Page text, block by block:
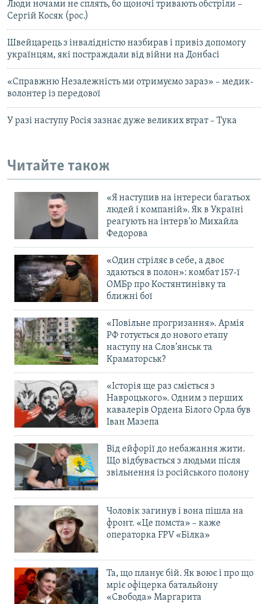
Люди ночами не сплять, бо щоночі тривають обстріли –
Сергій Косяк (рос.)
Швейцарець з інвалідністю назбирав і привіз допомогу
українцям, які постраждали від війни на Донбасі
«Справжню Незалежність ми отримуємо зараз» – медик-
волонтер із передової
У разі наступу Росія зазнає дуже великих втрат – Тука
Читайте також
«Я наступив на інтереси багатьох
людей і компаній». Як в Україні
реагують на інтерв’ю Михайла
Федорова
«Один стріляє в себе, а двоє
здаються в полон»: комбат 157-ї
ОМБр про Костянтинівку та
ближні бої
«Повільне прогризання». Армія
РФ готується до нового етапу
наступу на Слов’янськ та
Краматорськ?
«Історія ще раз сміється з
Навроцького». Одним з перших
кавалерів Ордена Білого Орла був
Іван Мазепа
Від ейфорії до небажання жити.
Що відбувається з людьми після
звільнення із російського полону
Чоловік загинув і вона пішла на
фронт. «Це помста» – каже
операторка FPV «Білка»
Та, що планує бій. Як воює і про що
мріє офіцерка батальйону
«Свобода» Маргарита